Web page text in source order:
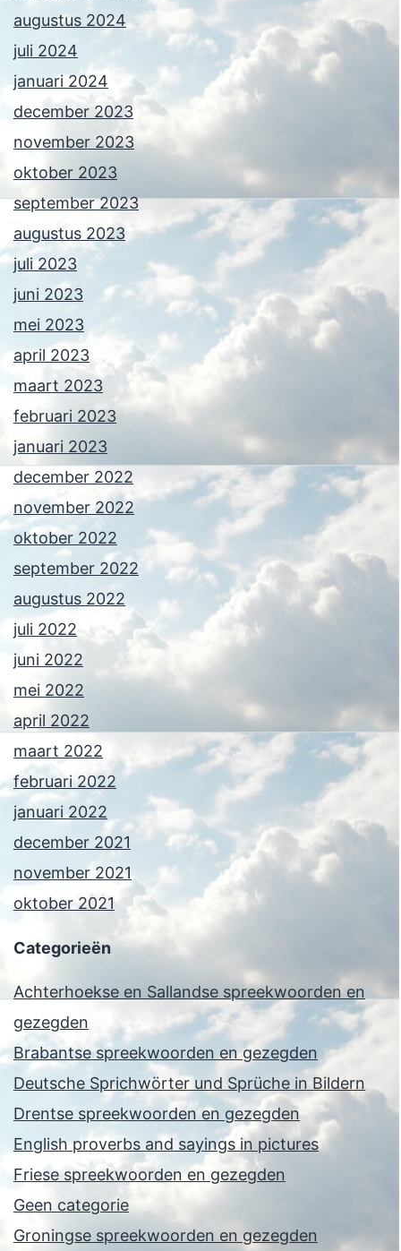
augustus 2024
juli 2024
januari 2024
december 2023
november 2023
oktober 2023
september 2023
augustus 2023
juli 2023
juni 2023
mei 2023
april 2023
maart 2023
februari 2023
januari 2023
december 2022
november 2022
oktober 2022
september 2022
augustus 2022
juli 2022
juni 2022
mei 2022
april 2022
maart 2022
februari 2022
januari 2022
december 2021
november 2021
oktober 2021
Categorieën
Achterhoekse en Sallandse spreekwoorden en
gezegden
Brabantse spreekwoorden en gezegden
Deutsche Sprichwörter und Sprüche in Bildern
Drentse spreekwoorden en gezegden
English proverbs and sayings in pictures
Friese spreekwoorden en gezegden
Geen categorie
Groningse spreekwoorden en gezegden